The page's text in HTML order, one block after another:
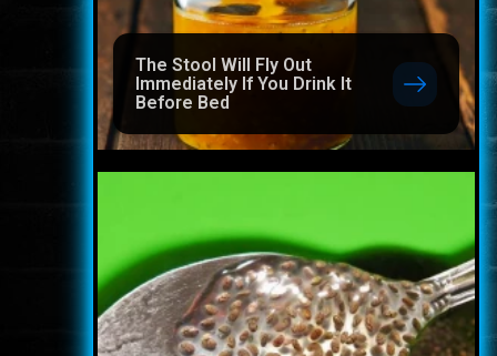
The Stool Will Fly Out
Immediately If You Drink It
Before Bed